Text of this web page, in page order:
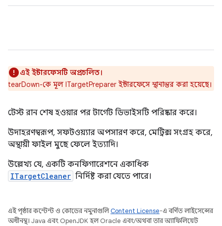
এই ইন্টারফেসটি অপ্রচলিত।
tearDown-কে মূল ITargetPreparer ইন্টারফেসে স্থানান্তর করা হয়েছে।
টেস্ট রান শেষ হওয়ার পর টার্গেট ডিভাইসটি পরিষ্কার করে।
উদাহরণস্বরূপ, সফটওয়্যার অপসারণ করে, মেট্রিক্স সংগ্রহ করে,
অস্থায়ী ফাইল মুছে ফেলে ইত্যাদি।
উল্লেখ্য যে, একটি কনফিগারেশনে একাধিক
ITargetCleaner নির্দিষ্ট করা যেতে পারে।
এই পৃষ্ঠার কন্টেন্ট ও কোডের নমুনাগুলিContent License-এ বর্ণিত লাইসেন্সের
অধীনস্থ। Java এবং OpenJDK হল Oracle এবং/অথবা তার অ্যাফিলিয়েট